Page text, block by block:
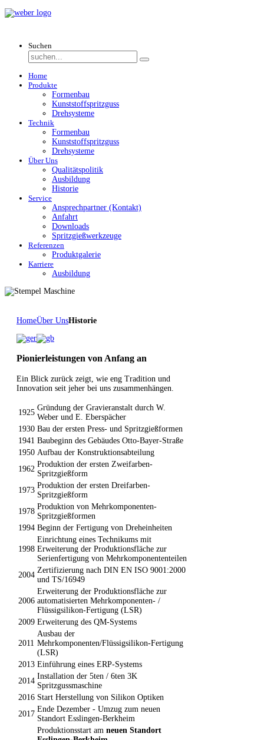
Suchen
Home
Produkte
Formenbau
Kunststoffspritzguss
Drehsysteme
Technik
Formenbau
Kunststoffspritzguss
Drehsysteme
Über Uns
Qualitätspolitik
Ausbildung
Historie
Service
Ansprechpartner (Kontakt)
Anfahrt
Downloads
Spritzgießwerkzeuge
Referenzen
Produktgalerie
Karriere
Ausbildung
HomeÜber UnsHistorie
Pionierleistungen von Anfang an
Ein Blick zurück zeigt, wie eng Tradition und
Innovation seit jeher bei uns zusammenhängen.
1925
Gründung der Gravieranstalt durch W.
Weber und E. Eberspächer
1930 Bau der ersten Press- und Spritzgießformen
1941 Baubeginn des Gebäudes Otto-Bayer-Straße
1950 Aufbau der Konstruktionsabteilung
1962
Produktion der ersten Zweifarben-
Spritzgießform
1973
Produktion der ersten Dreifarben-
Spritzgießform
1978
Produktion von Mehrkomponenten-
Spritzgießformen
1994 Beginn der Fertigung von Dreheinheiten
1998
Einrichtung eines Technikums mit
Erweiterung der Produktionsfläche zur
Serienfertigung von Mehrkomponententeilen
2004
Zertifizierung nach DIN EN ISO 9001:2000
und TS/16949
2006
Erweiterung der Produktionsfläche zur
automatisierten Mehrkomponenten- /
Flüssigsilikon-Fertigung (LSR)
2009 Erweiterung des QM-Systems
2011
Ausbau der
Mehrkomponenten/Flüssigsilikon-Fertigung
(LSR)
2013 Einführung eines ERP-Systems
2014
Installation der 5ten / 6ten 3K
Spritzgussmaschine
2016 Start Herstellung von Silikon Optiken
2017
Ende Dezember - Umzug zum neuen
Standort Esslingen-Berkheim
Produktionsstart am neuen Standort